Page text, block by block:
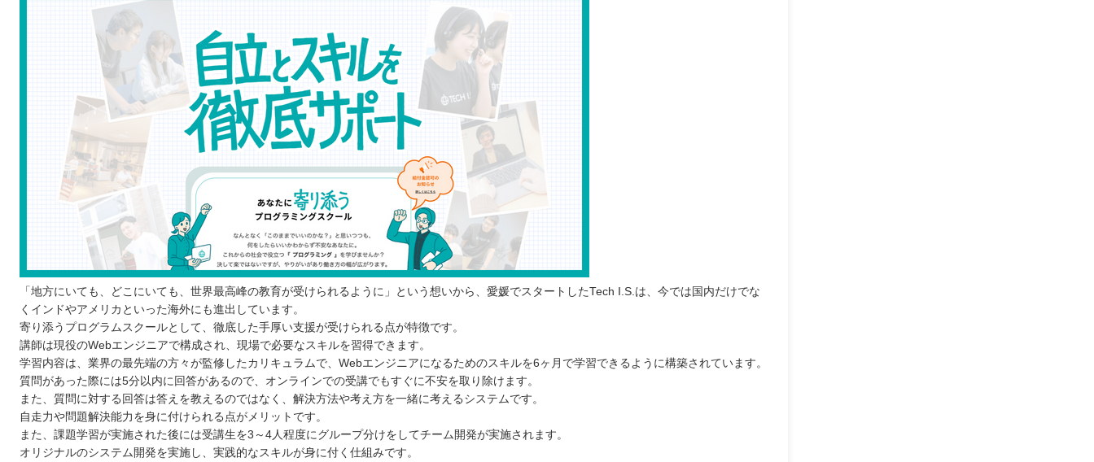
中部
近畿
中国
四国
九州 / 沖縄
「地方にいても、どこにいても、世界最高峰の教育が受けられるように」という想いから、愛媛でスタートしたTech I.S.は、今では国内だけでな
くインドやアメリカといった海外にも進出しています。
寄り添うプログラムスクールとして、徹底した手厚い支援が受けられる点が特徴です。
講師は現役のWebエンジニアで構成され、現場で必要なスキルを習得できます。
学習内容は、業界の最先端の方々が監修したカリキュラムで、Webエンジニアになるためのスキルを6ヶ月で学習できるように構築されています。
質問があった際には5分以内に回答があるので、オンラインでの受講でもすぐに不安を取り除けます。
また、質問に対する回答は答えを教えるのではなく、解決方法や考え方を一緒に考えるシステムです。
自走力や問題解決能力を身に付けられる点がメリットです。
また、課題学習が実施された後には受講生を3～4人程度にグループ分けをしてチーム開発が実施されます。
オリジナルのシステム開発を実施し、実践的なスキルが身に付く仕組みです。